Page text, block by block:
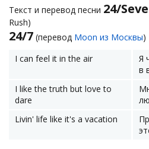
Текст и перевод песни 24/
Rush)
24/7 (перевод Moon из Москвы)
I can feel it in the air
Я
в
I like the truth but love to
dare
Livin' life like it's a vacation